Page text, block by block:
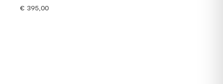
€ 395,00